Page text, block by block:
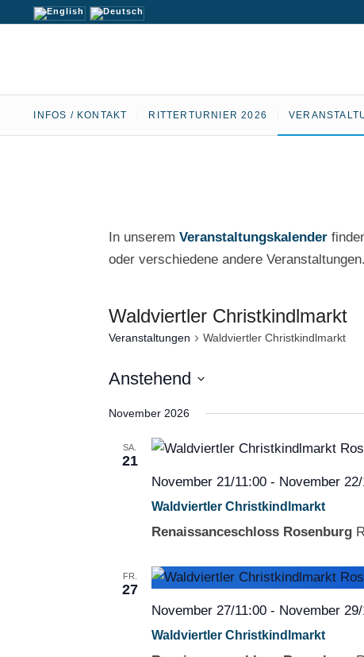
INFOS / KONTAKT RITTERTURNIER 2026
In unserem Veranstaltungskalender
oder verschiedene andere
Waldviertler Christkindlmarkt
Veranstaltungen Waldviertler Christkindlmarkt
Anstehend
November 2026
SA.
21
November 21/11:00- November
Waldviertler Christkindlmarkt
Renaissanceschloss Rosenburg
FR.
27
November 27/11:00- November
Waldviertler Christkindlmarkt